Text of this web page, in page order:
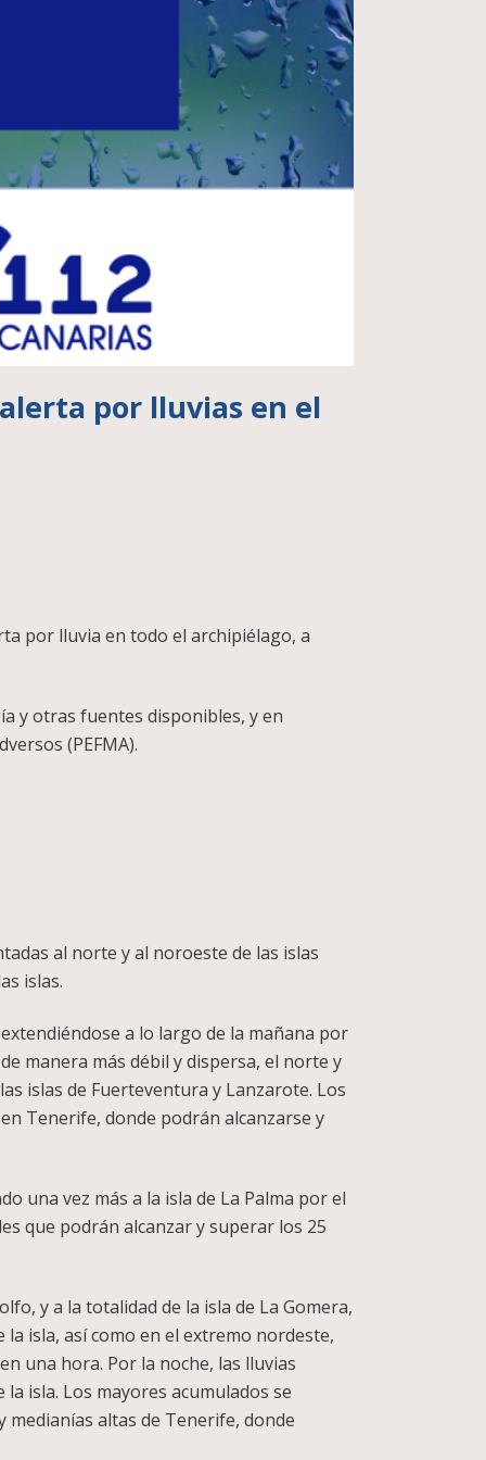
por lluvias en el
por lluvia en todo el archipiélago, a
y otras fuentes disponibles, y en
(PEFMA).
al norte y al noroeste de las islas
islas.
a lo largo de la mañana por
manera más débil y dispersa, el norte y
islas de Fuerteventura y Lanzarote. Los
Tenerife, donde podrán alcanzarse y
una vez más a la isla de La Palma por el
que podrán alcanzar y superar los 25
y a la totalidad de la isla de La Gomera,
isla, así como en el extremo nordeste,
una hora. Por la noche, las lluvias
isla. Los mayores acumulados se
medianías altas de Tenerife, donde